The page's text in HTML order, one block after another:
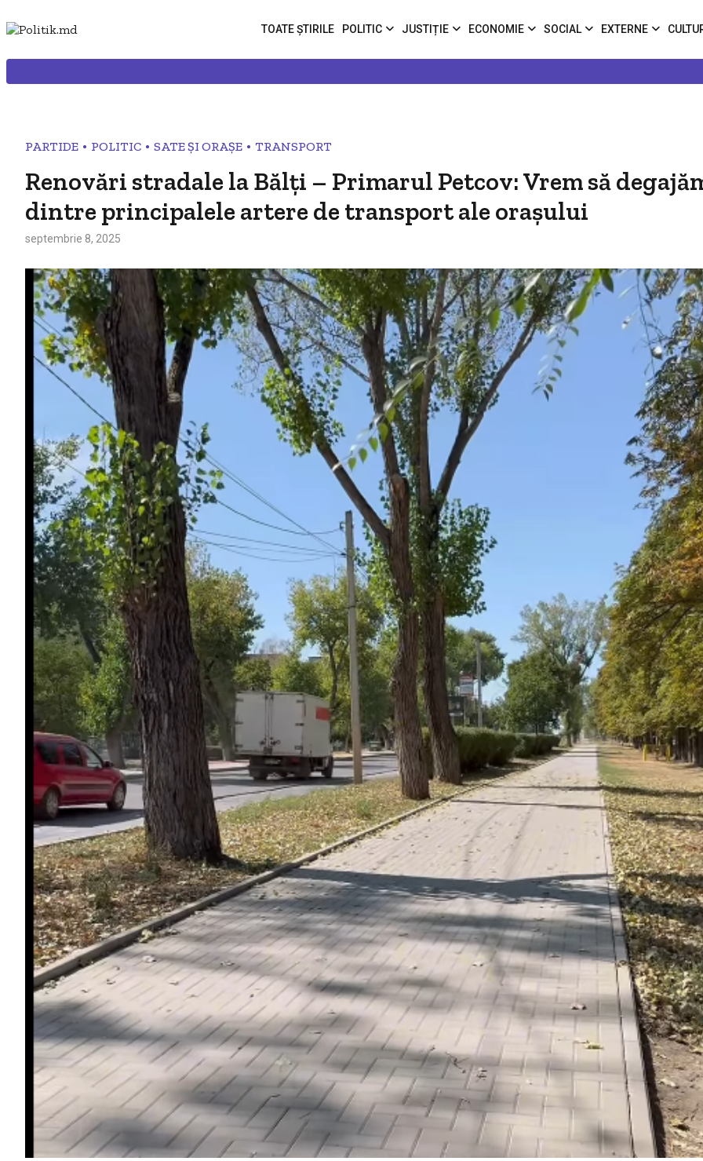
TOATE ȘTIRILE POLITIC JUSTIȚIE ECONOMIE SOCIAL EXTERNE
PARTIDE • POLITIC • SATE ȘI ORAȘE • TRANSPORT
Renovări stradale la Bălți – Primarul Petcov: Vrem să
dintre principalele artere de transport ale orașului
septembrie 8, 2025